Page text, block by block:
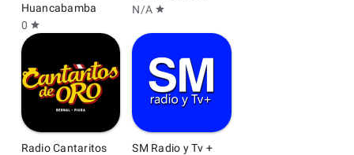
Huancabamba
0 star
N/A star
Radio Cantaritos
SM Radio y Tv +